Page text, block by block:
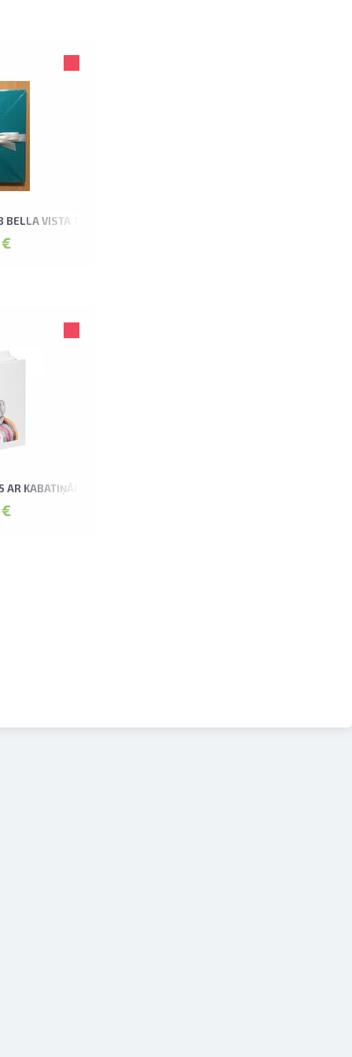
BELLA VISTA TIRKĪZZILS LEPORELLO ALBUMS
AR KABATIŅĀM MALIN ALBUMS